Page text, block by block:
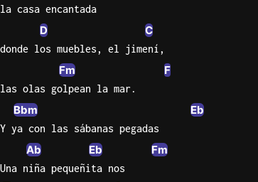
la casa encantada
D C
donde los muebles, el jimení,
Fm F
las olas golpean la mar.
Bbm Eb
Y ya con las sábanas pegadas
Ab Eb Fm
Una niña pequeñita nos